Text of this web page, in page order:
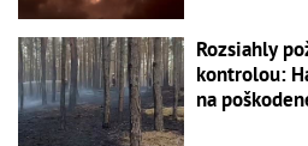
Rozsiahly
kontrolou:
na